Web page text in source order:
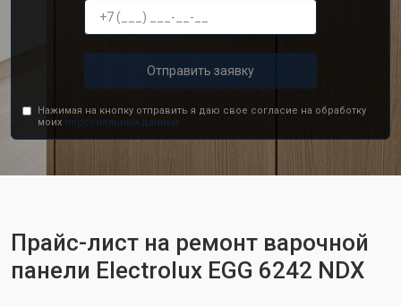
Отправить заявку
Нажимая на кнопку отправить я даю свое согласие на обработку
моих персональных данных.
Прайс-лист на ремонт варочной
панели Electrolux EGG 6242 NDX